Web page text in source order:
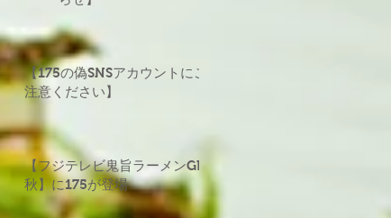
【175の偽SNSアカウントにご
注意ください】
【フジテレビ鬼旨ラーメンGP
秋】に175が登場